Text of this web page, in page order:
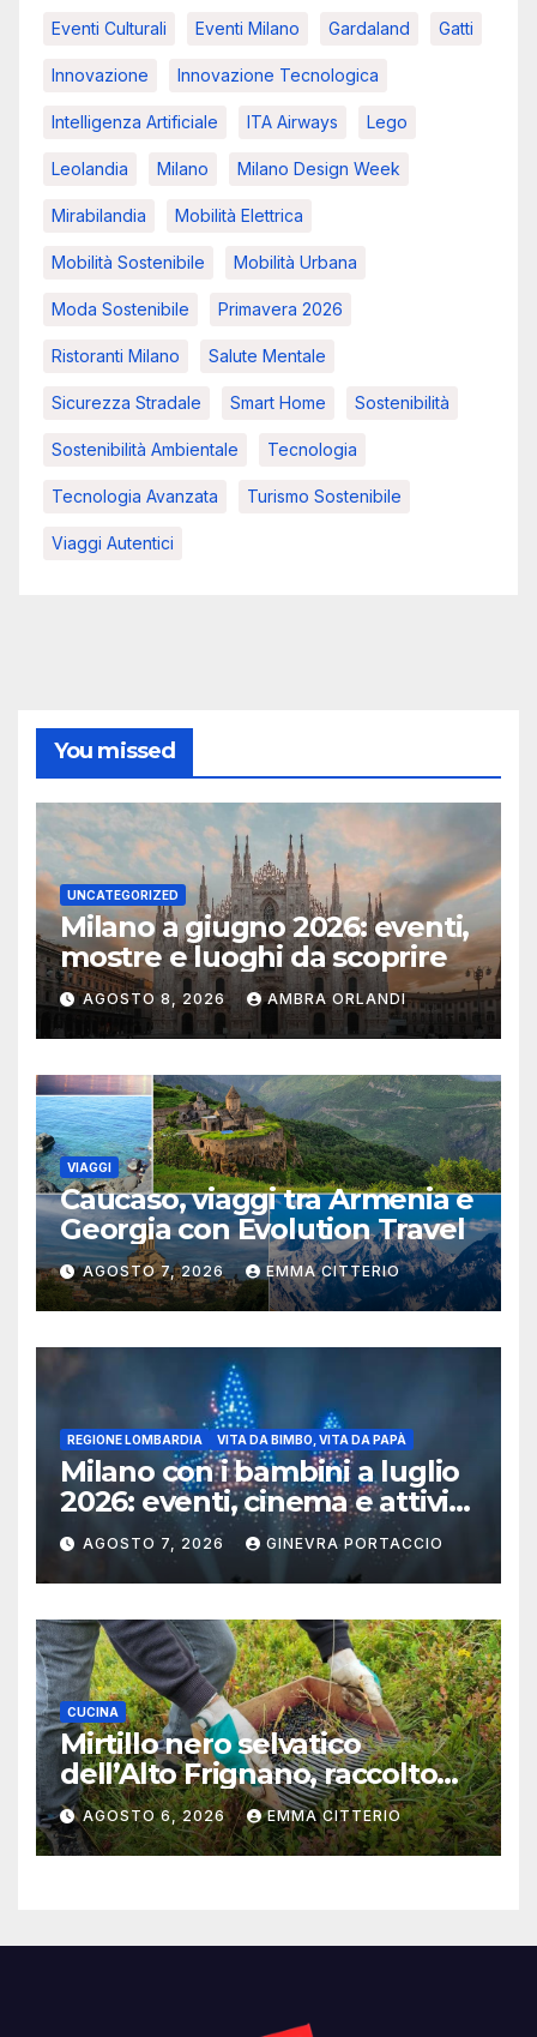
Eventi Culturali Eventi Milano Gardaland Gatti
Innovazione Innovazione Tecnologica
Intelligenza Artificiale ITA Airways Lego
Leolandia Milano Milano Design Week
Mirabilandia Mobilità Elettrica
Mobilità Sostenibile Mobilità Urbana
Moda Sostenibile Primavera 2026
Ristoranti Milano Salute Mentale
Sicurezza Stradale Smart Home Sostenibilità
Sostenibilità Ambientale Tecnologia
Tecnologia Avanzata Turismo Sostenibile
Viaggi Autentici
You missed
UNCATEGORIZED
Milano a giugno 2026: eventi,
mostre e luoghi da scoprire
AGOSTO 8, 2026 AMBRA ORLANDI
VIAGGI
Caucaso, viaggi tra Armenia e
Georgia con Evolution Travel
AGOSTO 7, 2026 EMMA CITTERIO
REGIONE LOMBARDIA VITA DA BIMBO, VITA DA PAPÀ
Milano con i bambini a luglio
2026: eventi, cinema e attività
per famiglie
AGOSTO 7, 2026 GINEVRA PORTACCIO
CUCINA
Mirtillo nero selvatico
dell’Alto Frignano, raccolto
buono e clima da monitorare
AGOSTO 6, 2026 EMMA CITTERIO